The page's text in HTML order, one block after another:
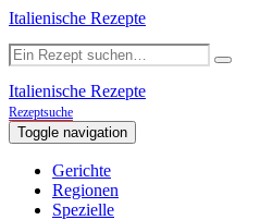
Italienische Rezepte
Italienische Rezepte
Rezeptsuche
Toggle navigation
Gerichte
Regionen
Spezielle